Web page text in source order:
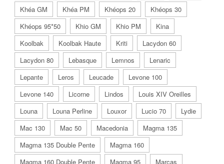
Khéa GM
Khéa PM Khéops 20
Khéops 30
Khéops 95*50
Khio GM Khio PM
Kina
Koolbak
Koolbak Haute Kriti
Lacydon 60
Lacydon 80
Lebasque Lemnos
Lenaric
Lepante
Leros Leucade
Levone 100
Levone 140
Licorne Lindos
Louis XIV Oreilles
Louna
Louna Perline Louxor Lucio 70
Lydie
Mac 130
Mac 50 Macedonia
Magma 135
Magma 135 Double Pente
Magma 160
Magma 160 Double Pente
Magma 95
Marcas